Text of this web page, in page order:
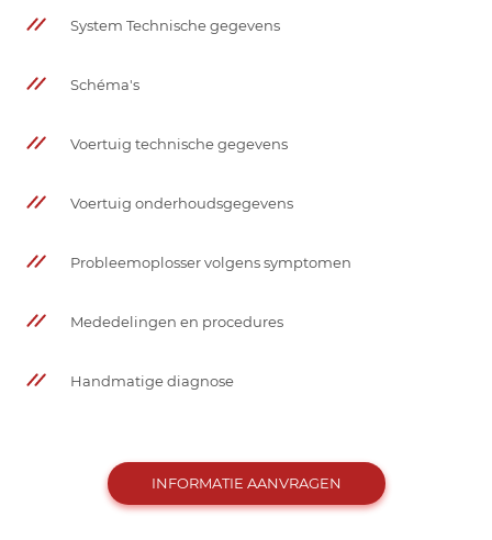
System Technische gegevens
Schéma's
Voertuig technische gegevens
Voertuig onderhoudsgegevens
Probleemoplosser volgens symptomen
Mededelingen en procedures
Handmatige diagnose
INFORMATIE AANVRAGEN